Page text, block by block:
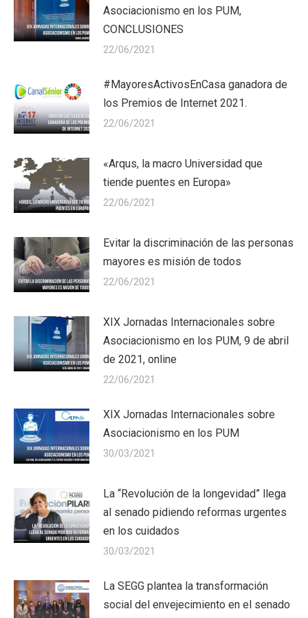
Asociacionismo en los PUM,
CONCLUSIONES
22/06/2021
#MayoresActivosEnCasa ganadora de
los Premios de Internet 2021.
22/06/2021
«Arqus, la macro Universidad que
tiende puentes en Europa»
22/06/2021
Evitar la discriminación de las personas
mayores es misión de todos
22/06/2021
XIX Jornadas Internacionales sobre
Asociacionismo en los PUM, 9 de abril
de 2021, online
22/06/2021
XIX Jornadas Internacionales sobre
Asociacionismo en los PUM
30/03/2021
La “Revolución de la longevidad” llega
al senado pidiendo reformas urgentes
en los cuidados
30/03/2021
La SEGG plantea la transformación
social del envejecimiento en el senado